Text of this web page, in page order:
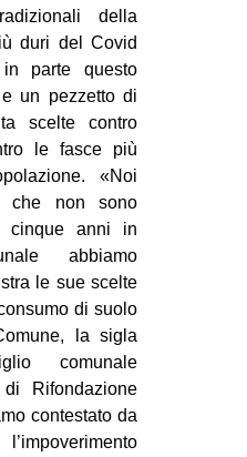
della
duri del Covid
parte questo
un pezzetto di
scelte contro
le fasce più
«Noi
che non sono
cinque anni in
abbiamo
le sue scelte
di suolo
la sigla
comunale
di Rifondazione
contestato da